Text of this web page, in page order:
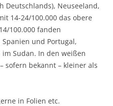
Deutschlands), Neuseeland,
14-24/100.000 das obere
100.000 fanden
und Portugal,
Sudan. In den weißen
sofern bekannt – kleiner als
in Folien etc.